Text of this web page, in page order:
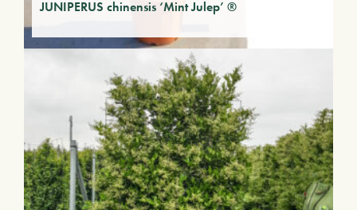
JUNIPERUS chinensis ‘Mint Julep’ ®